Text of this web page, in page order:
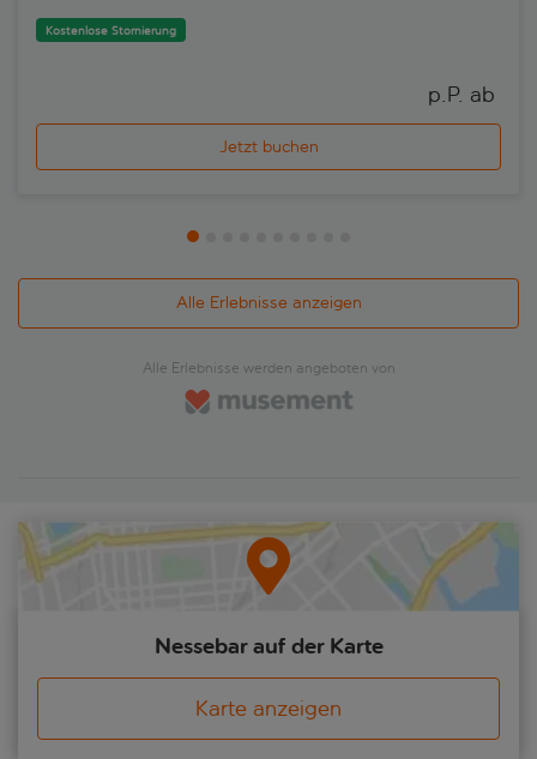
Jahrhundert errichtet wurden. Aufgrund ihrer strategischen
durch die Altstadt, die sich auf einer schmalen, ins Schwarze
geschichtsträchtig, dass Nessebar zum UNESCO-
Weltkulturerbe gehört. Es wurden Relikte aus dem zweiten
architektonischen Fortschritts der gesamten Balkan- und
östlichen Mittelmeerregion.Verwinkelte Straßen und Gassen,
mehr als 40 Kirchen, die bis in die byzantinische Zeit
zurückreichen. Anschließend haben Sie Zeit, die Stadt auf
eigene Faust zu erkunden, bei einem Spaziergang am Meer
Kostenlose Stornierung
p.P. ab
Jetzt buchen
Alle Erlebnisse anzeigen
Alle Erlebnisse werden angeboten von
Nessebar auf der Karte
Karte anzeigen